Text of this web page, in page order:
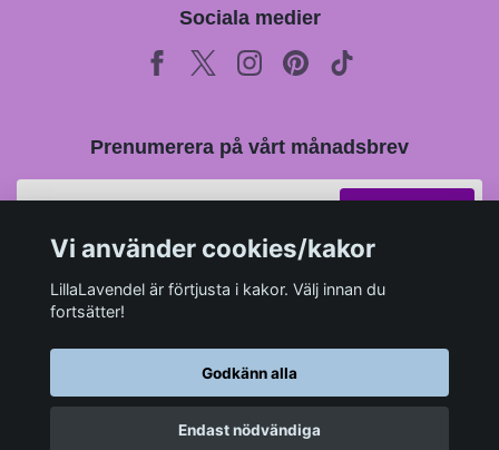
Sociala medier
Prenumerera på vårt månadsbrev
© 2026 LillaLavendel.se–Powered by Quickbutik
Vi använder cookies/kakor
LillaLavendel är förtjusta i kakor. Välj innan du
fortsätter!
Godkänn alla
Endast nödvändiga